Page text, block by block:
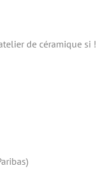
de céramique si !